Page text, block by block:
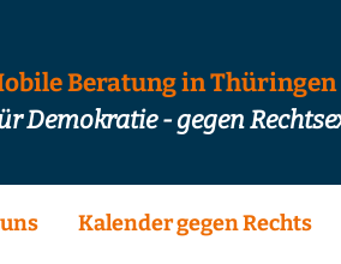
Beratung in Thüringen
Demokratie - gegen
Kalender gegen Rechts